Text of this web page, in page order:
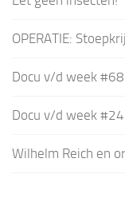
OPERATIE:
Docu v/d week
Docu v/d week
Wilhelm Reich en